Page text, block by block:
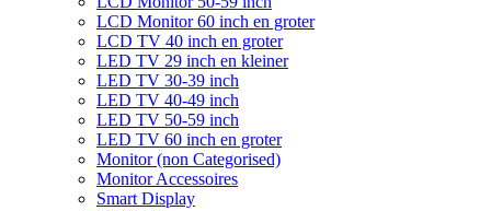
LCD Monitor 60 inch en groter
LCD TV 40 inch en groter
LED TV 29 inch en kleiner
LED TV 30-39 inch
LED TV 40-49 inch
LED TV 50-59 inch
LED TV 60 inch en groter
Monitor (non Categorised)
Monitor Accessoires
Smart Display